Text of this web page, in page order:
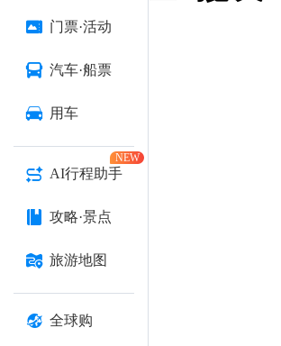
门票·活动
汽车·船票
用车
AI行程助手
NEW
攻略·景点
旅游地图
全球购